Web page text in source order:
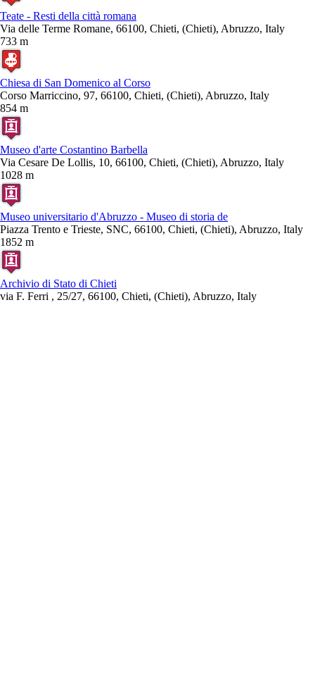
Teate - Resti della città romana
Via delle Terme Romane, 66100, Chieti, (Chieti), Abruzzo, Italy
733 m
Chiesa di San Domenico al Corso
Corso Marriccino, 97, 66100, Chieti, (Chieti), Abruzzo, Italy
854 m
Museo d'arte Costantino Barbella
Via Cesare De Lollis, 10, 66100, Chieti, (Chieti), Abruzzo, Italy
1028 m
Museo universitario d'Abruzzo - Museo di storia de
Piazza Trento e Trieste, SNC, 66100, Chieti, (Chieti), Abruzzo, Italy
1852 m
Archivio di Stato di Chieti
via F. Ferri , 25/27, 66100, Chieti, (Chieti), Abruzzo, Italy